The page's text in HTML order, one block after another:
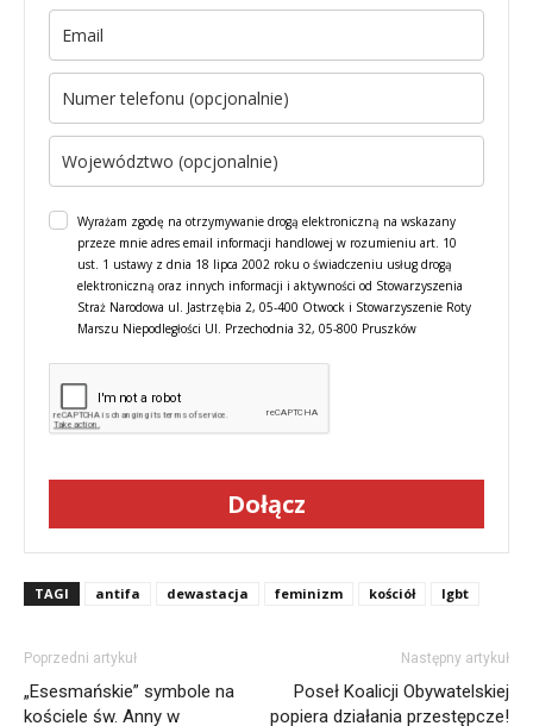
Wyrażam zgodę na otrzymywanie drogą elektroniczną na wskazany
przeze mnie adres email informacji handlowej w rozumieniu art. 10
ust. 1 ustawy z dnia 18 lipca 2002 roku o świadczeniu usług drogą
elektroniczną oraz innych informacji i aktywności od Stowarzyszenia
Straż Narodowa ul. Jastrzębia 2, 05-400 Otwock i Stowarzyszenie Roty
Marszu Niepodległości Ul. Przechodnia 32, 05-800 Pruszków
Dołącz
TAGI antifa dewastacja feminizm kościół lgbt
Poprzedni artykuł
„Esesmańskie” symbole na
kościele św. Anny w
Następny artykuł
Poseł Koalicji Obywatelskiej
popiera działania przestępcze!